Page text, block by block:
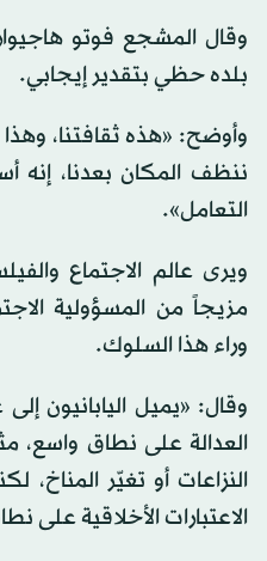
وقال المشجع فوتو
بلده حظي بتقدير إيجابي.
وأوضح: «هذه ثقافتنا،
ننظف المكان بعدنا، إنه
التعامل».
ويرى عالم الاجتماع
مزيجاً من المسؤولية
وراء هذا السلوك.
وقال: «يميل اليابانيون
العدالة على نطاق واسع،
النزاعات أو تغيّر
الاعتبارات الأخلاقية على